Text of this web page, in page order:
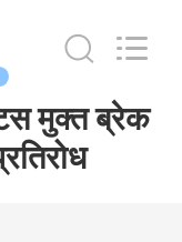
मुक्त ब्रेक